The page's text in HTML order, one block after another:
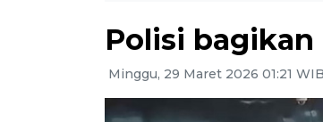
Polisi
Minggu, 29 Maret 2026 01:21 WIB